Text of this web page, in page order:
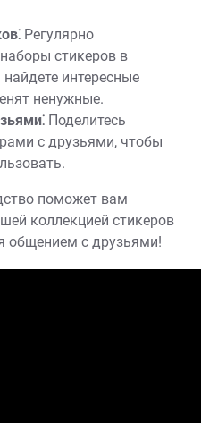
Регулярно
стикеров в
интересные
ненужные.
Поделитесь
с друзьями, чтобы
поможет вам
коллекцией стикеров
общением с друзьями!